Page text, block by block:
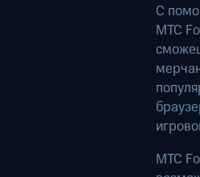
С
МТС
МТС